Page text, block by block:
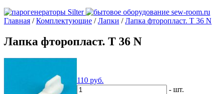
Главная /Комплектующие /Лапки /Лапка фторопласт. Т 36 N
Лапка фторопласт. Т 36 N
110 руб.
- шт.